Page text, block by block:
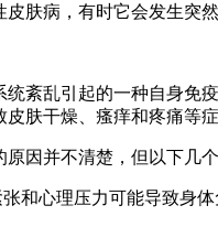
皮肤病，有时它会发生突
统紊乱引起的一种自身免
肤干燥、瘙痒和疼痛等症
因并不清楚，但以下几
和心理压力可能导致身